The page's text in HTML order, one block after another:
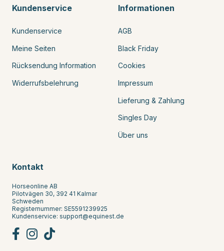
Kundenservice
Kundenservice
Meine Seiten
Rücksendung Information
Widerrufsbelehrung
Informationen
AGB
Black Friday
Cookies
Impressum
Lieferung & Zahlung
Singles Day
Über uns
Kontakt
Horseonline AB
Pilotvägen 30, 392 41 Kalmar
Schweden
Registernummer: SE5591239925
Kundenservice: support@equinest.de